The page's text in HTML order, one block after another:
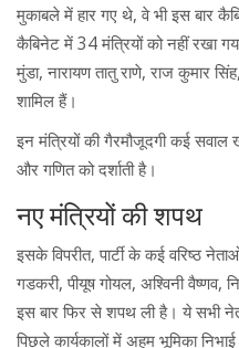
मुकाबले में हार गए थे, वे भी इस बार
कैबिनेट में 34 मंत्रियों को नहीं रखा
मुंडा, नारायण तातु राणे, राज कुमार
शामिल हैं।
इन मंत्रियों की गैरमौजूदगी कई सवाल
और गणित को दर्शाती है।
नए मंत्रियों की शपथ
इसके विपरीत, पार्टी के कई वरिष्ठ
गडकरी, पीयूष गोयल, अश्विनी वैष्णव,
इस बार फिर से शपथ ली है। ये सभी
पिछले कार्यकालों में अहम भूमिका